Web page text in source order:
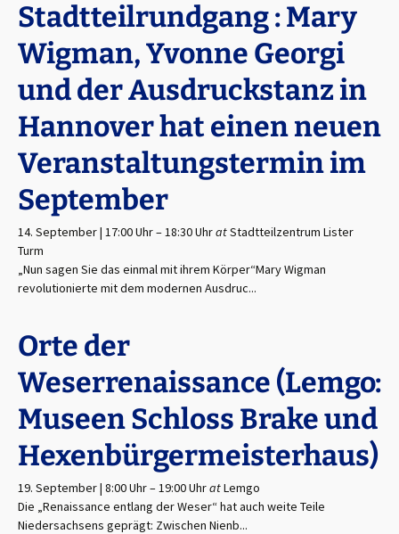
Stadtteilrundgang : Mary
Wigman, Yvonne Georgi
und der Ausdruckstanz in
Hannover hat einen neuen
Veranstaltungstermin im
September
14. September | 17:00 Uhr–18:30 UhratStadtteilzentrum Lister
Turm
„Nun sagen Sie das einmal mit ihrem Körper“Mary Wigman
revolutionierte mit dem modernen Ausdruc...
Orte der
Weserrenaissance (Lemgo:
Museen Schloss Brake und
Hexenbürgermeisterhaus)
19. September | 8:00 Uhr–19:00 UhratLemgo
Die „Renaissance entlang der Weser“ hat auch weite Teile
Niedersachsens geprägt: Zwischen Nienb...